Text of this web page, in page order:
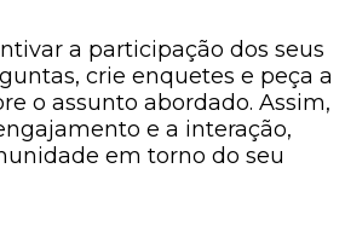
a participação dos seus
crie enquetes e peça a
o assunto abordado. Assim,
e a interação,
em torno do seu